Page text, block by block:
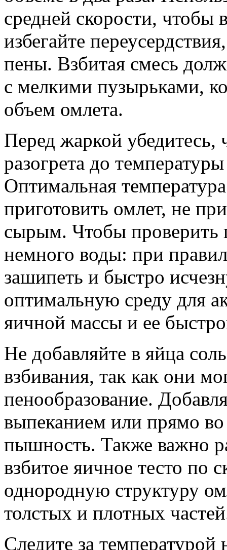
средней скорости, чтобы
избегайте
пены. Взбитая смесь
с мелкими пузырьками,
объем омлета.
Перед жаркой убедитесь,
разогрета до
Оптимальная
приготовить омлет, не
сырым. Чтобы проверить
немного воды: при
зашипеть и быстро
оптимальную среду для
яичной массы и ее
Не добавляйте в яйца
взбивания, так как они
пенообразование.
выпеканием или прямо
пышность. Также важно
взбитое яичное тесто по
однородную структуру
толстых и плотных
Следите за температурой